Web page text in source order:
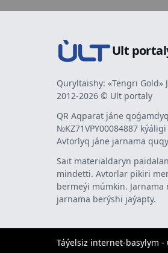
Ult
Quryltaishy: «Tengri Gold»
2012-2026 © Ult portaly
QR Aqparat jáne
№KZ71VPY00084887
Avtorlyq jáne jarnama
Sait materialdaryn
mindetti. Avtorlar pikiri
bermeýi múmkin.
jarnama berýshi jaýapty.
Táýelsiz internet-basylym -